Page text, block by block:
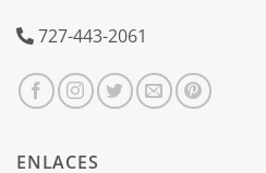
727-443-2061
ENLACES